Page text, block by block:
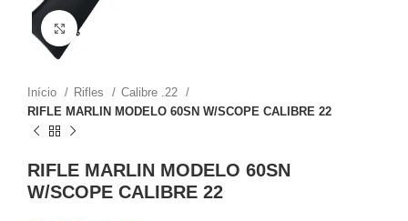
Clique para ampliar
Início Rifles
Calibre .22
RIFLE MARLIN MODELO 60SN W/SCOPE CALIBRE 22
RIFLE MARLIN MODELO 60SN
W/SCOPE CALIBRE 22